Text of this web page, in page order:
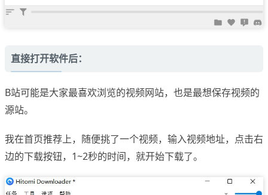
直接打开软件后：
B站可能是大家最喜欢浏览的视频网站，也是最想保存视频的
源站。
我在首页推荐上，随便挑了一个视频，输入视频地址，点击右
边的下载按钮，1~2秒的时间，就开始下载了。